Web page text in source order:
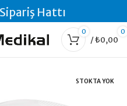
Hattı
0 0
/₺0,00
STOKTA YOK